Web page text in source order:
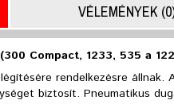
VÉLEMÉNYEK
Compact, 1233, 535 a
rendelkezésre
biztosít. Pneumatikus